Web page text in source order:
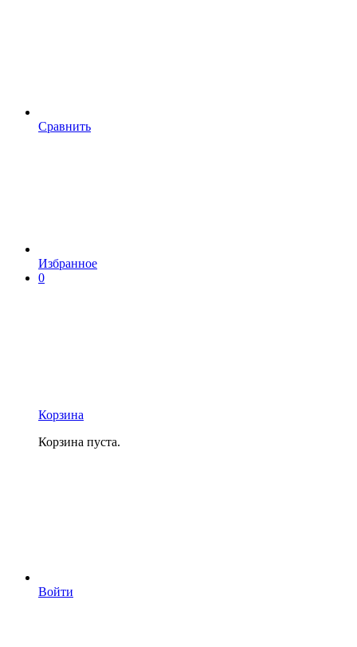
Сравнить
Избранное
0
Корзина
Корзина пуста.
Войти